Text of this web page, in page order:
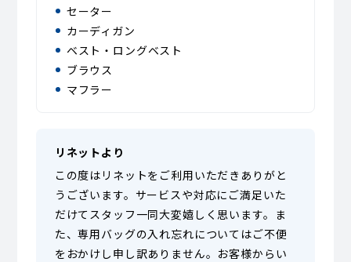
セーター
カーディガン
ベスト・ロングベスト
ブラウス
マフラー
リネットより
この度はリネットをご利用いただきありがと
うございます。サービスや対応にご満足いた
だけてスタッフ一同大変嬉しく思います。ま
た、専用バッグの入れ忘れについてはご不便
をおかけし申し訳ありません。お客様からい